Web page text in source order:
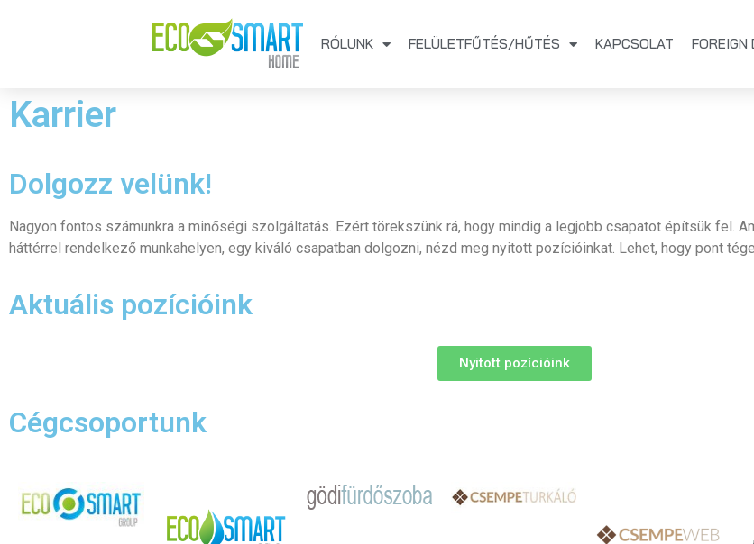
RÓLUNK FELÜLETFŰTÉS/HŰTÉS KAPCSOLAT FOREIGN
Karrier
Dolgozz velünk!
Nagyon fontos számunkra a minőségi szolgáltatás. Ezért törekszünk rá, hogy mindig a legjobb csapatot építsük fel.
háttérrel rendelkező munkahelyen, egy kiváló csapatban dolgozni, nézd meg nyitott pozícióinkat. Lehet, hogy pont
Aktuális pozícióink
Nyitott pozícióink
Cégcsoportunk